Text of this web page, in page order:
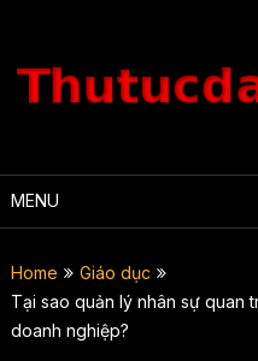
content
MENU
Home
Giáo dục
Tại sao quản lý nhân sự quan
doanh nghiệp?